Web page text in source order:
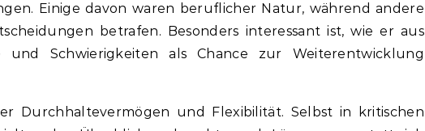
Einige davon waren beruflicher Natur, während andere
betrafen. Besonders interessant ist, wie er aus
und Schwierigkeiten als Chance zur Weiterentwicklung
Durchhaltevermögen und Flexibilität. Selbst in kritischen